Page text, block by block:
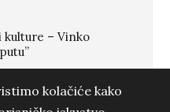
– Vinko
– “Zrno i Pijesak” –
kolačiće kako